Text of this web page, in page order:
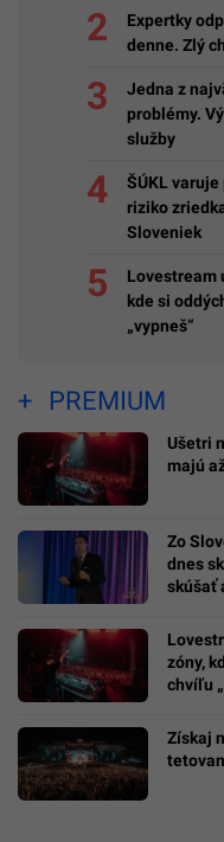
Expertky
denne. Zlý
Jedna z
problémy.
služby
ŠÚKL
riziko
Sloveniek
Lovestream
kde si
„vypneš“
PREMIUM
Ušetri
majú
Zo
dnes
skúšať
zóny,
chvíľu
Získaj